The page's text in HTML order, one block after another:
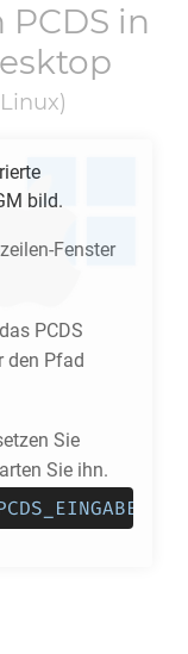
PCDS in
bild.
Fenster
PCDS
den Pfad
Sie
Sie ihn.